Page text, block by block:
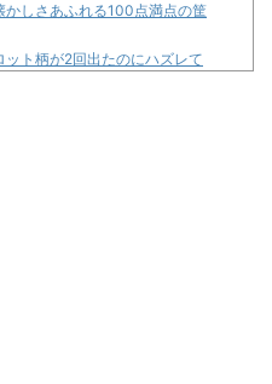
かしさあふれる100点満点の筐
ト柄が2回出たのにハズレて